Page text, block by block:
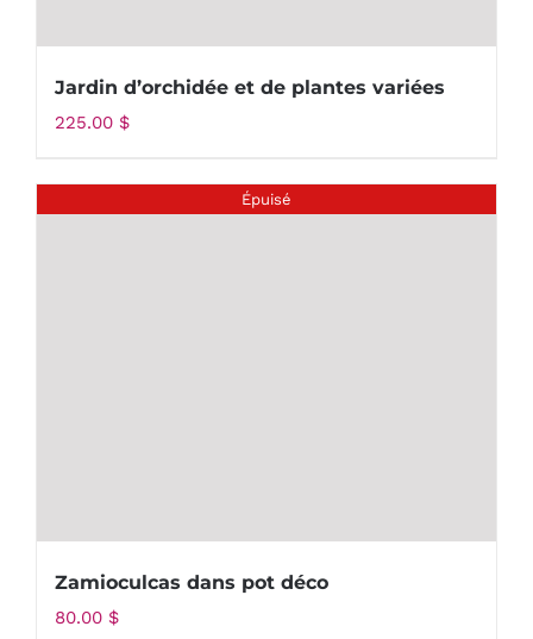
Jardin d’orchidée et de plantes variées
225.00 $
Épuisé
Zamioculcas dans pot déco
80.00 $